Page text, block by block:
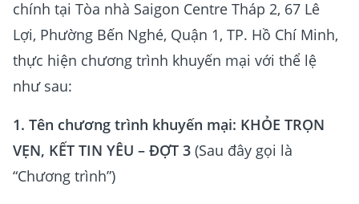
chính tại Tòa nhà Saigon Centre Tháp 2, 67 Lê
Lợi, Phường Bến Nghé, Quận 1, TP. Hồ Chí Minh,
thực hiện chương trình khuyến mại với thể lệ
như sau:
1. Tên chương trình khuyến mại: KHỎE TRỌN
VẸN, KẾT TIN YÊU – ĐỢT 3 (Sau đây gọi là
“Chương trình”)